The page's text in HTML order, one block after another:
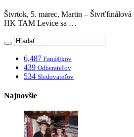
Štvrtok, 5. marec, Martin –
HK TAM Levice sa …
6,487 Fanúšikov
439 Odberateľov
534 Sledovateľov
Najnovšie